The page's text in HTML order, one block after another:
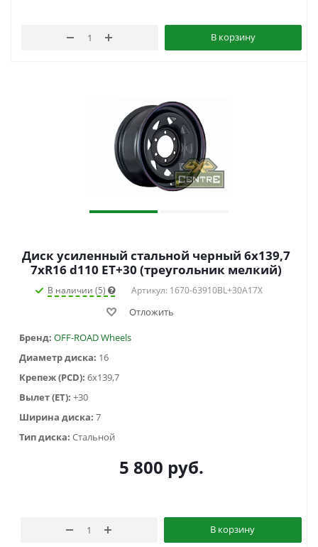
В корзину
Диск усиленный стальной черный 6x139,7
7xR16 d110 ET+30 (треугольник мелкий)
В наличии (5) Артикул: 1670-63910BL+30A17X
Отложить
Бренд: OFF-ROAD Wheels
Диаметр диска: 16
Крепеж (PCD): 6x139,7
Вылет (ET): +30
Ширина диска: 7
Тип диска: Стальной
5 800 руб.
В корзину